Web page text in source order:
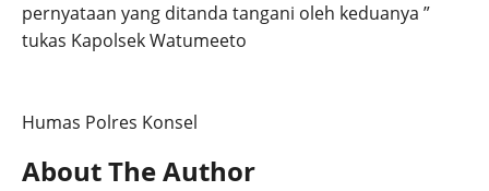
pernyataan yang ditanda tangani oleh keduanya ”
tukas Kapolsek Watumeeto
Humas Polres Konsel
About The Author